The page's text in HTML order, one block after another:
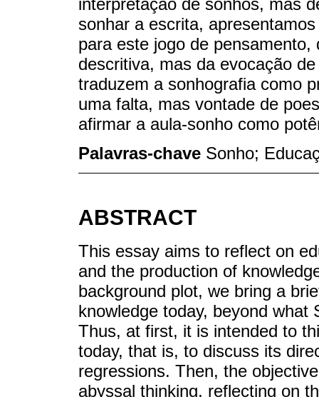
interpretação de sonhos, mas
sonhar a escrita,
para este jogo de
descritiva, mas da evocação
traduzem a sonhografia como
uma falta, mas vontade de
afirmar a aula-sonho como
Palavras-chave Sonho;
ABSTRACT
This essay aims to reflect on
and the production of
background plot, we bring a
knowledge today, beyond what
Thus, at first, it is intended to
today, that is, to discuss its
regressions. Then, the
abyssal thinking, reflecting on